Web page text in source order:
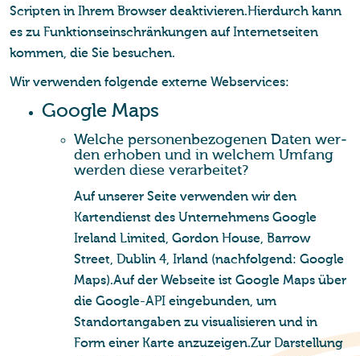
Scripten in Ihrem Browser deaktivieren.Hierdurch kann
es zu Funktionseinschränkungen auf Internetseiten
kommen, die Sie besuchen.
Wir verwenden folgende externe Webservices:
Goog­le Maps
Wel­che per­so­nen­be­zo­ge­nen Daten wer­
den er­ho­ben und in wel­chem Um­fang
wer­den diese ver­ar­bei­tet?
Auf unserer Seite verwenden wir den
Kartendienst des Unternehmens Google
Ireland Limited, Gordon House, Barrow
Street, Dublin 4, Irland (nachfolgend: Google
Maps).Auf der Webseite ist Google Maps über
die Google-API eingebunden, um
Standortangaben zu visualisieren und in
Form einer Karte anzuzeigen.Zur Darstellung